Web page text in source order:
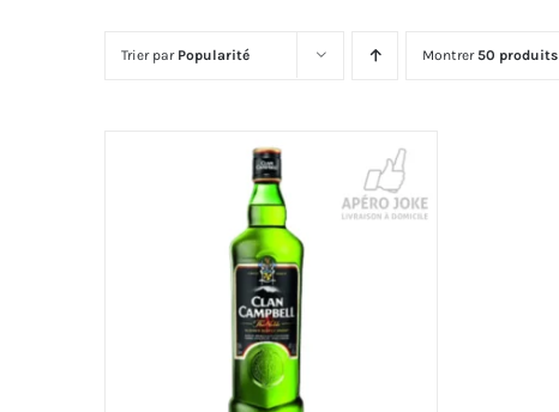
Trier par Popularité Montrer50 produits